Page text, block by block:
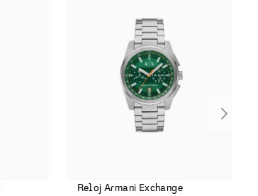
Reloj Armani Exchange